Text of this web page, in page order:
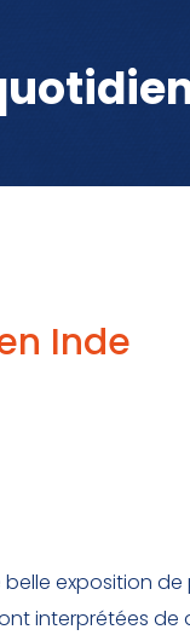
Inde
exposition
interprétées